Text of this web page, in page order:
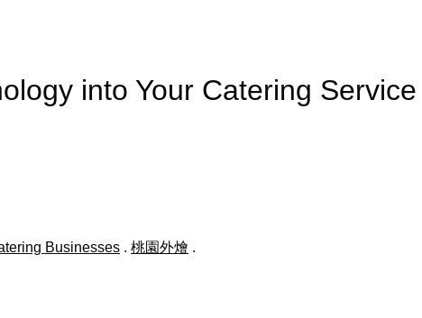
into Your Catering
Businesses . 桃園外燴 .